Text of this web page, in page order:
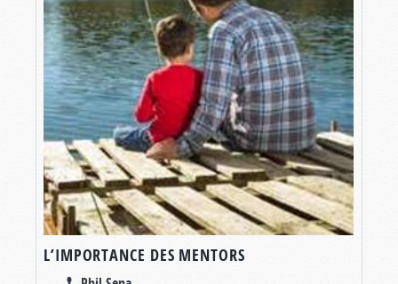
L’IMPORTANCE DES MENTORS